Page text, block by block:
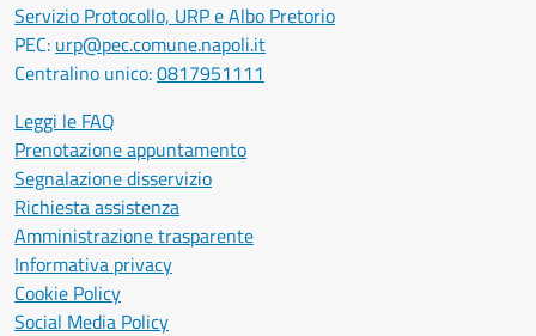
Servizio Protocollo, URP e Albo Pretorio
PEC: urp@pec.comune.napoli.it
Centralino unico:0817951111
Leggi le FAQ
Prenotazione appuntamento
Segnalazione disservizio
Richiesta assistenza
Amministrazione trasparente
Informativa privacy
Cookie Policy
Social Media Policy